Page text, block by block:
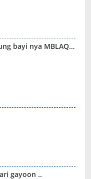
bayi nya MBLAQ…
gayoon ..